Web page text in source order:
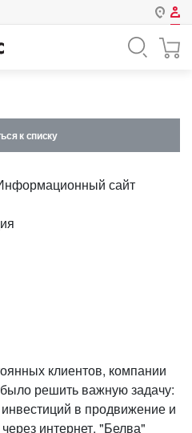
меня на этом
пароль?
к списку
сайт
клиентов, компании
решить важную задачу:
в продвижение и
интернет. "Белва"